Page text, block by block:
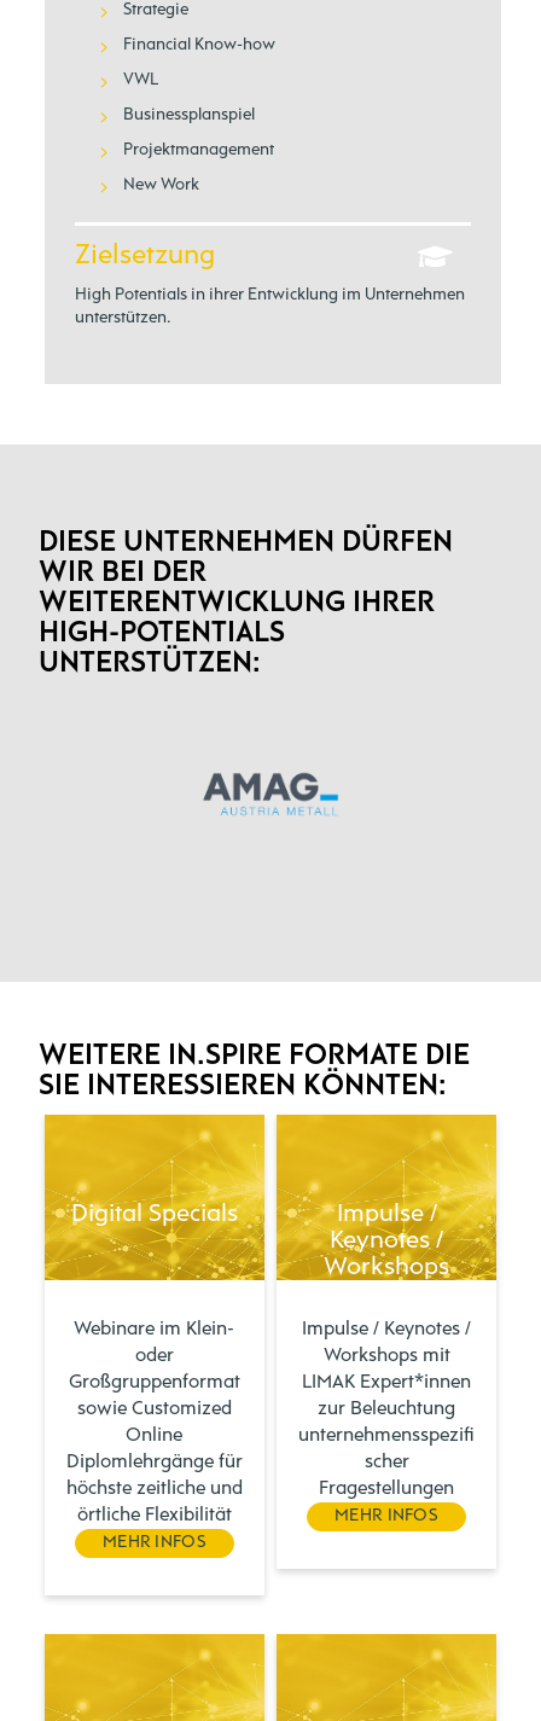
Strategie
Financial Know-how
VWL
Businessplanspiel
Projektmanagement
New Work
Zielsetzung
High Potentials in ihrer Entwicklung im Unternehmen
unterstützen.
DIESE UNTERNEHMEN DÜRFEN
WIR BEI DER
WEITERENTWICKLUNG IHRER
HIGH-POTENTIALS
UNTERSTÜTZEN:
WEITERE IN.SPIRE FORMATE DIE
SIE INTERESSIEREN KÖNNTEN:
Digital Specials
Webinare im Klein-
oder
Großgruppenformat
sowie Customized
Online
Diplomlehrgänge für
höchste zeitliche und
örtliche Flexibilität
MEHR INFOS
Impulse /
Keynotes /
Workshops
Impulse / Keynotes /
Workshops mit
LIMAK Expert*innen
zur Beleuchtung
unternehmensspezifi
scher
Fragestellungen
MEHR INFOS